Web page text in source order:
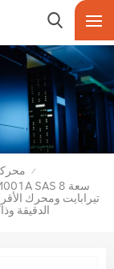
/
الدقيقة